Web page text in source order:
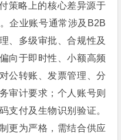
策略上的核心差异源于
企业账号通常涉及B2B
、多级审批、合规性及
向于即时性、小额高频
公转账、发票管理、分
审计要求；个人账号则
支付及生物识别验证。
更为严格，需结合供应